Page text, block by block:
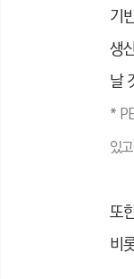
기
생
날
*
있
또
비